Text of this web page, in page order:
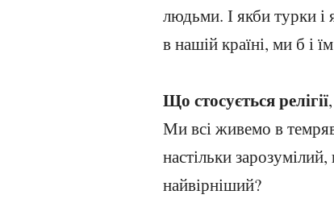
людьми. І якби турки і
в нашій країні, ми б і
Що стосується релігії
Ми всі живемо в
настільки
найвірніший?